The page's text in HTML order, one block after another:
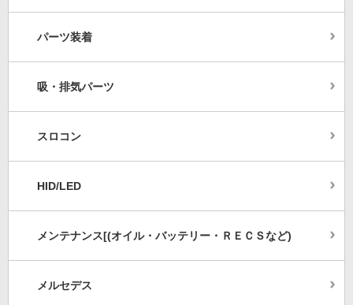
パーツ装着
吸・排気パーツ
スロコン
HID/LED
メンテナンス[(オイル・バッテリー・ＲＥＣＳなど)
メルセデス